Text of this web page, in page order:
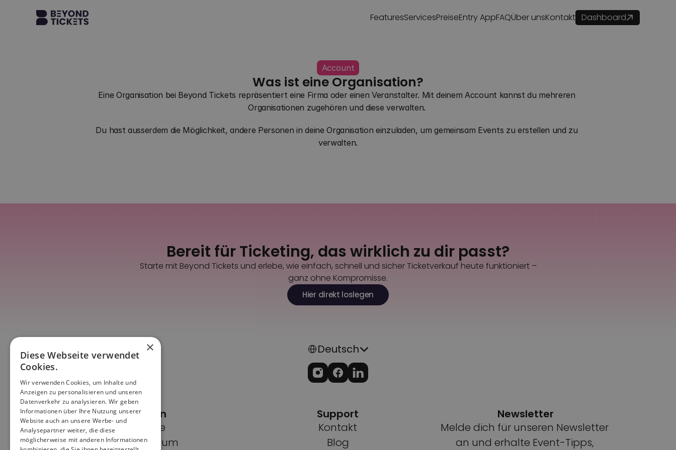
Services
Features PreiseEntry AppFAQÜber unsKontakt Dashboard
Account
Was ist eine Organisation?
Eine Organisation bei Beyond Tickets repräsentiert eine Firma oder einen Veranstalter. Mit deinem Account kannst du mehreren
Organisationen zugehören und diese verwalten.
Du hast ausserdem die Möglichkeit, andere Personen in deine Organisation einzuladen, um gemeinsam Events zu erstellen und zu
verwalten.
Zurück zu allen Fragen Kontaktiere uns
Deutsch
Seiten
Home
Impressum
Support
Kontakt
Blog
Melde dich für unseren Newsletter
an und erhalte Event-Tipps,
Newsletter
Bereit für Ticketing, das wirklich zu dir passt?
Starte mit Beyond Tickets und erlebe, wie einfach, schnell und sicher Ticketverkauf heute funktioniert –
ganz ohne Kompromisse.
Hier direkt loslegen
×
Diese Webseite verwendet
Cookies.
Wir verwenden Cookies, um Inhalte und
Anzeigen zu personalisieren und unseren
Datenverkehr zu analysieren. Wir geben
Informationen über Ihre Nutzung unserer
Website auch an unsere Werbe- und
Analysepartner weiter, die diese
möglicherweise mit anderen Informationen